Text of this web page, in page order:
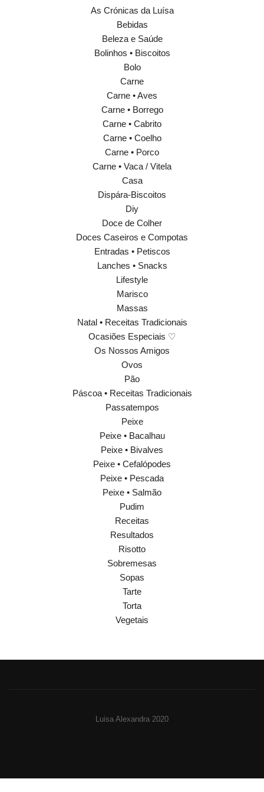
As Crónicas da Luísa
Bebidas
Beleza e Saúde
Bolinhos • Biscoitos
Bolo
Carne
Carne • Aves
Carne • Borrego
Carne • Cabrito
Carne • Coelho
Carne • Porco
Carne • Vaca / Vitela
Casa
Dispára-Biscoitos
Diy
Doce de Colher
Doces Caseiros e Compotas
Entradas • Petiscos
Lanches • Snacks
Lifestyle
Marisco
Massas
Natal • Receitas Tradicionais
Ocasiões Especiais ♡
Os Nossos Amigos
Ovos
Pão
Páscoa • Receitas Tradicionais
Passatempos
Peixe
Peixe • Bacalhau
Peixe • Bivalves
Peixe • Cefalópodes
Peixe • Pescada
Peixe • Salmão
Pudim
Receitas
Resultados
Risotto
Sobremesas
Sopas
Tarte
Torta
Vegetais
Luisa Alexandra 2020